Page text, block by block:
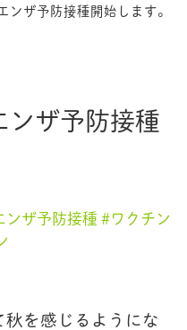
ンザ予防接種開始します。
ンザ予防接種
ンザ予防接種
ワクチン
を感じるようにな